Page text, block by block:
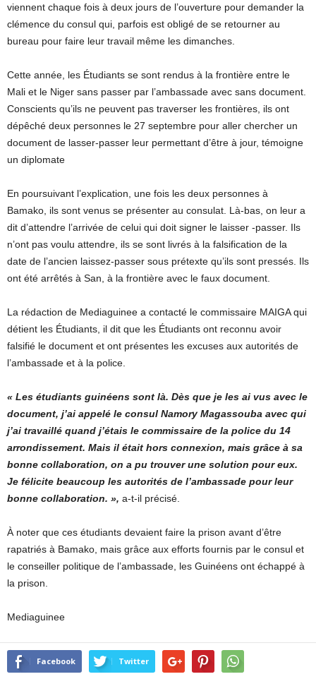
viennent chaque fois à deux jours de l’ouverture pour demander la
clémence du consul qui, parfois est obligé de se retourner au
bureau pour faire leur travail même les dimanches.
Cette année, les Étudiants se sont rendus à la frontière entre le
Mali et le Niger sans passer par l’ambassade avec sans document.
Conscients qu’ils ne peuvent pas traverser les frontières, ils ont
dépêché deux personnes le 27 septembre pour aller chercher un
document de lasser-passer leur permettant d’être à jour, témoigne
un diplomate
En poursuivant l’explication, une fois les deux personnes à
Bamako, ils sont venus se présenter au consulat. Là-bas, on leur a
dit d’attendre l’arrivée de celui qui doit signer le laisser -passer. Ils
n’ont pas voulu attendre, ils se sont livrés à la falsification de la
date de l’ancien laissez-passer sous prétexte qu’ils sont pressés. Ils
ont été arrêtés à San, à la frontière avec le faux document.
La rédaction de Mediaguinee a contacté le commissaire MAIGA qui
détient les Étudiants, il dit que les Étudiants ont reconnu avoir
falsifié le document et ont présentes les excuses aux autorités de
l’ambassade et à la police.
« Les étudiants guinéens sont là. Dès que je les ai vus avec le
document, j’ai appelé le consul Namory Magassouba avec qui
j’ai travaillé quand j’étais le commissaire de la police du 14
arrondissement. Mais il était hors connexion, mais grâce à sa
bonne collaboration, on a pu trouver une solution pour eux.
Je félicite beaucoup les autorités de l’ambassade pour leur
bonne collaboration. », a-t-il précisé.
À noter que ces étudiants devaient faire la prison avant d’être
rapatriés à Bamako, mais grâce aux efforts fournis par le consul et
le conseiller politique de l’ambassade, les Guinéens ont échappé à
la prison.
Mediaguinee
Facebook Twitter